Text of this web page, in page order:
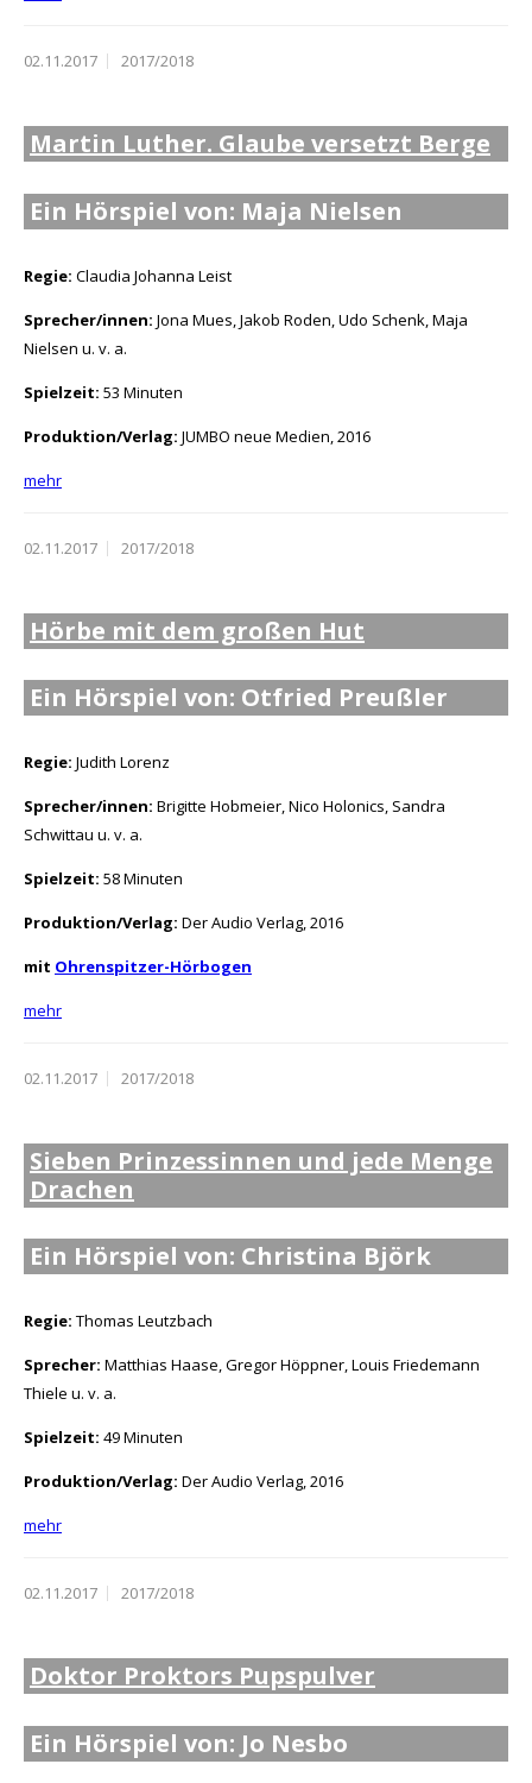
02.11.2017 2017/2018
Martin Luther. Glaube versetzt Berge
Ein Hörspiel von: Maja Nielsen
Regie: Claudia Johanna Leist
Sprecher/innen: Jona Mues, Jakob Roden, Udo Schenk, Maja
Nielsen u. v. a.
Spielzeit: 53 Minuten
Produktion/Verlag: JUMBO neue Medien, 2016
mehr
02.11.2017 2017/2018
Hörbe mit dem großen Hut
Ein Hörspiel von: Otfried Preußler
Regie: Judith Lorenz
Sprecher/innen: Brigitte Hobmeier, Nico Holonics, Sandra
Schwittau u. v. a.
Spielzeit: 58 Minuten
Produktion/Verlag: Der Audio Verlag, 2016
mit Ohrenspitzer-Hörbogen
mehr
02.11.2017 2017/2018
Sieben Prinzessinnen und jede Menge
Drachen
Ein Hörspiel von: Christina Björk
Regie: Thomas Leutzbach
Sprecher: Matthias Haase, Gregor Höppner, Louis Friedemann
Thiele u. v. a.
Spielzeit: 49 Minuten
Produktion/Verlag: Der Audio Verlag, 2016
mehr
02.11.2017 2017/2018
Doktor Proktors Pupspulver
Ein Hörspiel von: Jo Nesbo